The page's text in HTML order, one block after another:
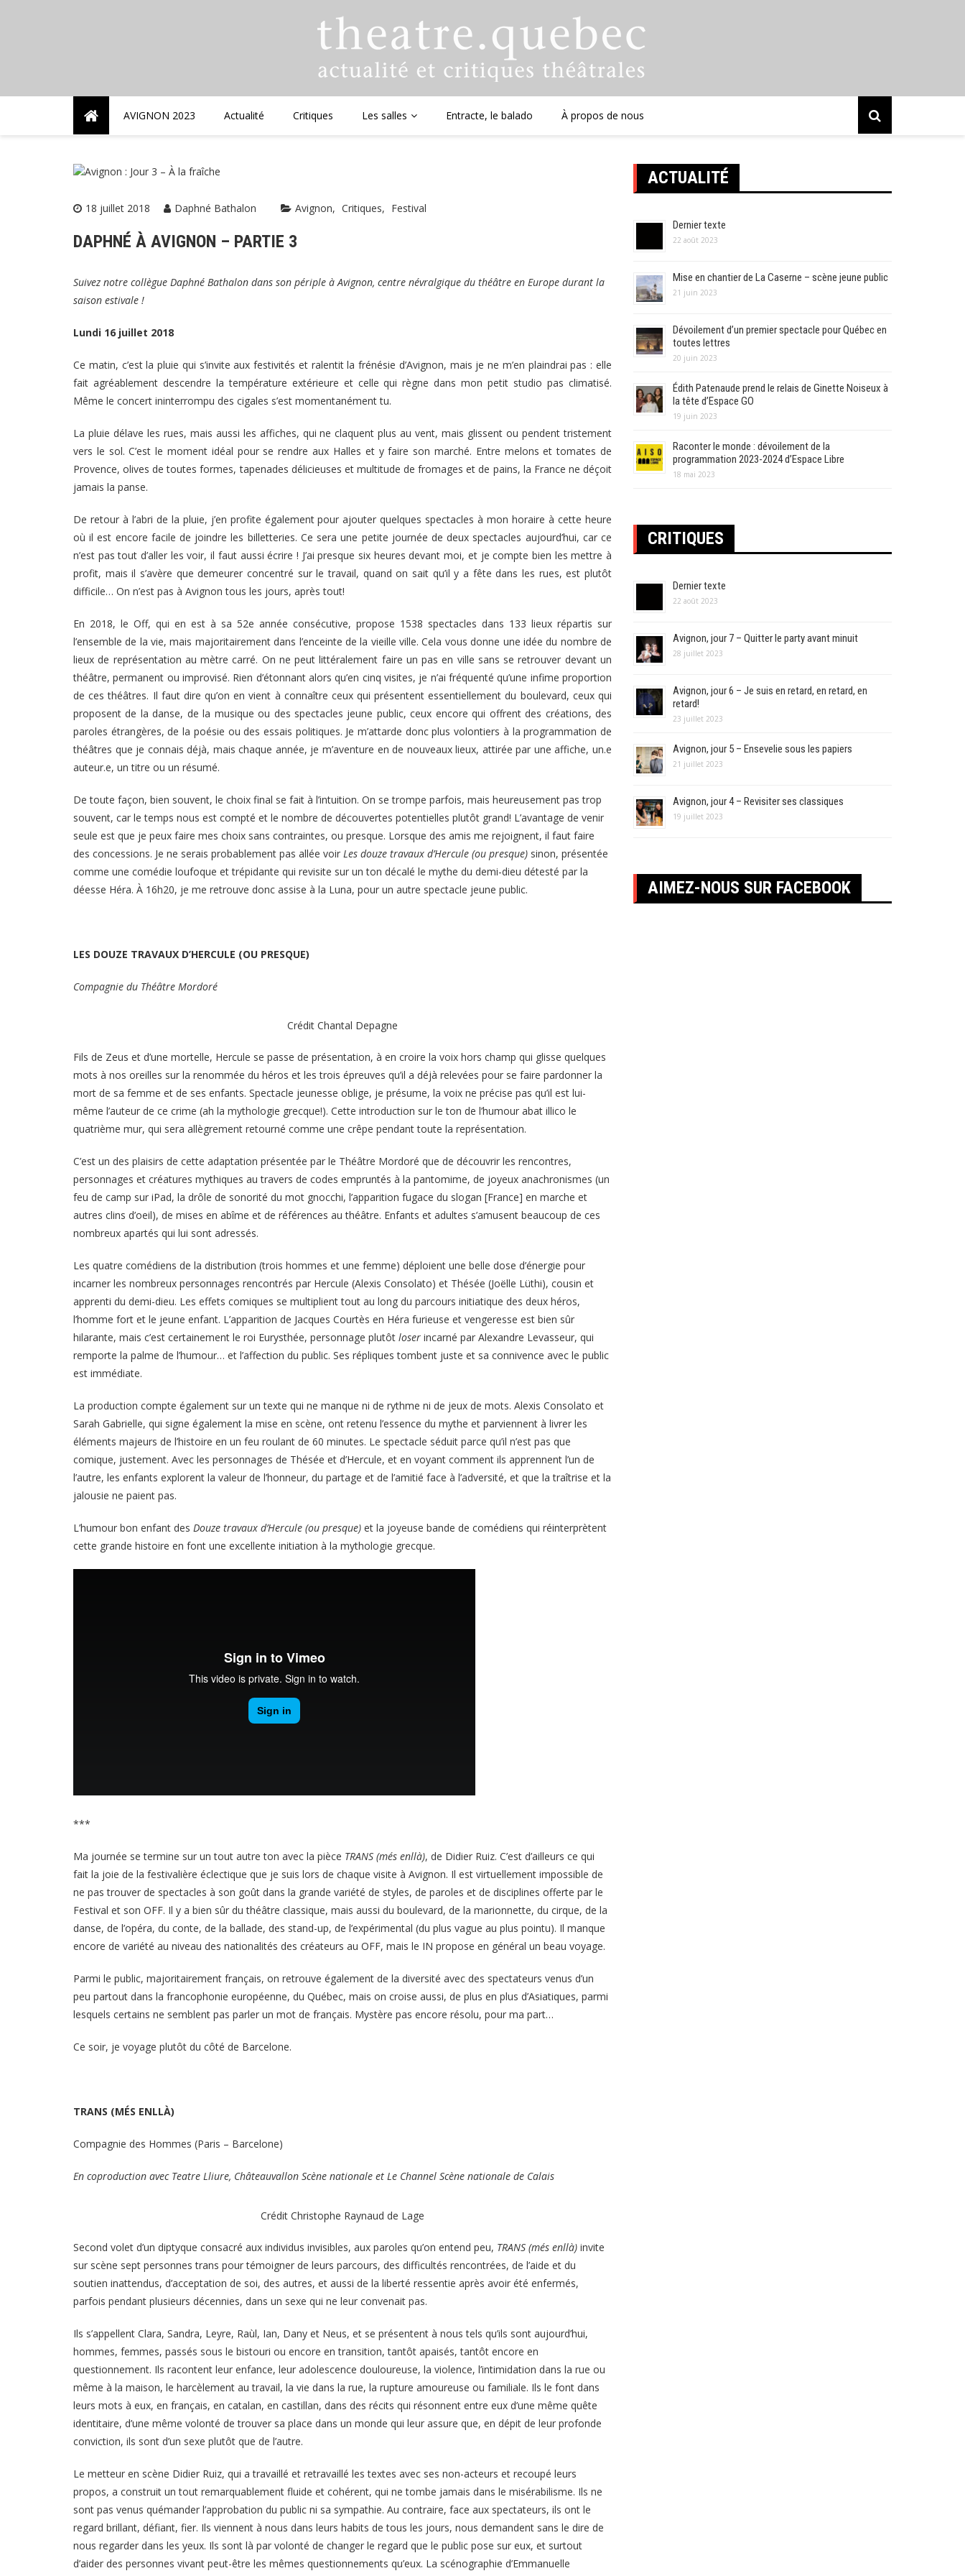
AVIGNON 2023 Actualité Critiques Les salles Entracte, le balado À propos de nous
18 juillet 2018 Daphné Bathalon Avignon Critiques Festival
DAPHNÉ À AVIGNON – PARTIE 3
Suivez notre collègue Daphné Bathalon dans son périple à Avignon, centre névralgique du théâtre en Europe durant la
saison estivale !
Lundi 16 juillet 2018
Ce matin, c’est la pluie qui s’invite aux festivités et ralentit la frénésie d’Avignon, mais je ne m’en plaindrai pas : elle
fait agréablement descendre la température extérieure et celle qui règne dans mon petit studio pas climatisé.
Même le concert ininterrompu des cigales s’est momentanément tu.
La pluie délave les rues, mais aussi les affiches, qui ne claquent plus au vent, mais glissent ou pendent tristement
vers le sol. C’est le moment idéal pour se rendre aux Halles et y faire son marché. Entre melons et tomates de
Provence, olives de toutes formes, tapenades délicieuses et multitude de fromages et de pains, la France ne déçoit
jamais la panse.
De retour à l’abri de la pluie, j’en profite également pour ajouter quelques spectacles à mon horaire à cette heure
où il est encore facile de joindre les billetteries. Ce sera une petite journée de deux spectacles aujourd’hui, car ce
n’est pas tout d’aller les voir, il faut aussi écrire ! J’ai presque six heures devant moi, et je compte bien les mettre à
profit, mais il s’avère que demeurer concentré sur le travail, quand on sait qu’il y a fête dans les rues, est plutôt
difficile… On n’est pas à Avignon tous les jours, après tout!
En 2018, le Off, qui en est à sa 52e année consécutive, propose 1538 spectacles dans 133 lieux répartis sur
l’ensemble de la vie, mais majoritairement dans l’enceinte de la vieille ville. Cela vous donne une idée du nombre de
lieux de représentation au mètre carré. On ne peut littéralement faire un pas en ville sans se retrouver devant un
théâtre, permanent ou improvisé. Rien d’étonnant alors qu’en cinq visites, je n’ai fréquenté qu’une infime proportion
de ces théâtres. Il faut dire qu’on en vient à connaître ceux qui présentent essentiellement du boulevard, ceux qui
proposent de la danse, de la musique ou des spectacles jeune public, ceux encore qui offrent des créations, des
paroles étrangères, de la poésie ou des essais politiques. Je m’attarde donc plus volontiers à la programmation de
théâtres que je connais déjà, mais chaque année, je m’aventure en de nouveaux lieux, attirée par une affiche, un.e
auteur.e, un titre ou un résumé.
De toute façon, bien souvent, le choix final se fait à l’intuition. On se trompe parfois, mais heureusement pas trop
souvent, car le temps nous est compté et le nombre de découvertes potentielles plutôt grand! L’avantage de venir
seule est que je peux faire mes choix sans contraintes, ou presque. Lorsque des amis me rejoignent, il faut faire
des concessions. Je ne serais probablement pas allée voir Les douze travaux d’Hercule (ou presque) sinon, présentée
comme une comédie loufoque et trépidante qui revisite sur un ton décalé le mythe du demi-dieu détesté par la
déesse Héra. À 16h20, je me retrouve donc assise à la Luna, pour un autre spectacle jeune public.
LES DOUZE TRAVAUX D’HERCULE (OU PRESQUE)
Compagnie du Théâtre Mordoré
Crédit Chantal Depagne
Fils de Zeus et d’une mortelle, Hercule se passe de présentation, à en croire la voix hors champ qui glisse quelques
mots à nos oreilles sur la renommée du héros et les trois épreuves qu’il a déjà relevées pour se faire pardonner la
mort de sa femme et de ses enfants. Spectacle jeunesse oblige, je présume, la voix ne précise pas qu’il est lui-
même l’auteur de ce crime (ah la mythologie grecque!). Cette introduction sur le ton de l’humour abat illico le
quatrième mur, qui sera allègrement retourné comme une crêpe pendant toute la représentation.
C’est un des plaisirs de cette adaptation présentée par le Théâtre Mordoré que de découvrir les rencontres,
personnages et créatures mythiques au travers de codes empruntés à la pantomime, de joyeux anachronismes (un
feu de camp sur iPad, la drôle de sonorité du mot gnocchi, l’apparition fugace du slogan [France] en marche et
autres clins d’oeil), de mises en abîme et de références au théâtre. Enfants et adultes s’amusent beaucoup de ces
nombreux apartés qui lui sont adressés.
Les quatre comédiens de la distribution (trois hommes et une femme) déploient une belle dose d’énergie pour
incarner les nombreux personnages rencontrés par Hercule (Alexis Consolato) et Thésée (Joëlle Lüthi), cousin et
apprenti du demi-dieu. Les effets comiques se multiplient tout au long du parcours initiatique des deux héros,
l’homme fort et le jeune enfant. L’apparition de Jacques Courtès en Héra furieuse et vengeresse est bien sûr
hilarante, mais c’est certainement le roi Eurysthée, personnage plutôt loser incarné par Alexandre Levasseur, qui
remporte la palme de l’humour… et l’affection du public. Ses répliques tombent juste et sa connivence avec le public
est immédiate.
La production compte également sur un texte qui ne manque ni de rythme ni de jeux de mots. Alexis Consolato et
Sarah Gabrielle, qui signe également la mise en scène, ont retenu l’essence du mythe et parviennent à livrer les
éléments majeurs de l’histoire en un feu roulant de 60 minutes. Le spectacle séduit parce qu’il n’est pas que
comique, justement. Avec les personnages de Thésée et d’Hercule, et en voyant comment ils apprennent l’un de
l’autre, les enfants explorent la valeur de l’honneur, du partage et de l’amitié face à l’adversité, et que la traîtrise et la
jalousie ne paient pas.
L’humour bon enfant des Douze travaux d’Hercule (ou presque) et la joyeuse bande de comédiens qui réinterprètent
cette grande histoire en font une excellente initiation à la mythologie grecque.
***
Ma journée se termine sur un tout autre ton avec la pièce TRANS (més enllà), de Didier Ruiz. C’est d’ailleurs ce qui
fait la joie de la festivalière éclectique que je suis lors de chaque visite à Avignon. Il est virtuellement impossible de
ne pas trouver de spectacles à son goût dans la grande variété de styles, de paroles et de disciplines offerte par le
Festival et son OFF. Il y a bien sûr du théâtre classique, mais aussi du boulevard, de la marionnette, du cirque, de la
danse, de l’opéra, du conte, de la ballade, des stand-up, de l’expérimental (du plus vague au plus pointu). Il manque
encore de variété au niveau des nationalités des créateurs au OFF, mais le IN propose en général un beau voyage.
Parmi le public, majoritairement français, on retrouve également de la diversité avec des spectateurs venus d’un
peu partout dans la francophonie européenne, du Québec, mais on croise aussi, de plus en plus d’Asiatiques, parmi
lesquels certains ne semblent pas parler un mot de français. Mystère pas encore résolu, pour ma part…
Ce soir, je voyage plutôt du côté de Barcelone.
TRANS (MÉS ENLLÀ)
Compagnie des Hommes (Paris – Barcelone)
En coproduction avec Teatre Lliure, Châteauvallon Scène nationale et Le Channel Scène nationale de Calais
Crédit Christophe Raynaud de Lage
Second volet d’un diptyque consacré aux individus invisibles, aux paroles qu’on entend peu, TRANS (més enllà) invite
sur scène sept personnes trans pour témoigner de leurs parcours, des difficultés rencontrées, de l’aide et du
soutien inattendus, d’acceptation de soi, des autres, et aussi de la liberté ressentie après avoir été enfermés,
parfois pendant plusieurs décennies, dans un sexe qui ne leur convenait pas.
Ils s’appellent Clara, Sandra, Leyre, Raùl, Ian, Dany et Neus, et se présentent à nous tels qu’ils sont aujourd’hui,
hommes, femmes, passés sous le bistouri ou encore en transition, tantôt apaisés, tantôt encore en
questionnement. Ils racontent leur enfance, leur adolescence douloureuse, la violence, l’intimidation dans la rue ou
même à la maison, le harcèlement au travail, la vie dans la rue, la rupture amoureuse ou familiale. Ils le font dans
leurs mots à eux, en français, en catalan, en castillan, dans des récits qui résonnent entre eux d’une même quête
identitaire, d’une même volonté de trouver sa place dans un monde qui leur assure que, en dépit de leur profonde
conviction, ils sont d’un sexe plutôt que de l’autre.
Le metteur en scène Didier Ruiz, qui a travaillé et retravaillé les textes avec ses non-acteurs et recoupé leurs
propos, a construit un tout remarquablement fluide et cohérent, qui ne tombe jamais dans le misérabilisme. Ils ne
sont pas venus quémander l’approbation du public ni sa sympathie. Au contraire, face aux spectateurs, ils ont le
regard brillant, défiant, fier. Ils viennent à nous dans leurs habits de tous les jours, nous demandent sans le dire de
nous regarder dans les yeux. Ils sont là par volonté de changer le regard que le public pose sur eux, et surtout
d’aider des personnes vivant peut-être les mêmes questionnements qu’eux. La scénographie d’Emmanuelle
ACTUALITÉ
Dernier texte
22 août 2023
Mise en chantier de La Caserne – scène jeune public
21 juin 2023
Dévoilement d’un premier spectacle pour Québec en
toutes lettres
20 juin 2023
Édith Patenaude prend le relais de Ginette Noiseux à
la tête d’Espace GO
19 juin 2023
Raconter le monde : dévoilement de la
programmation 2023-2024 d’Espace Libre
18 mai 2023
CRITIQUES
Dernier texte
22 août 2023
Avignon, jour 7 – Quitter le party avant minuit
28 juillet 2023
Avignon, jour 6 – Je suis en retard, en retard, en
retard!
23 juillet 2023
Avignon, jour 5 – Ensevelie sous les papiers
21 juillet 2023
Avignon, jour 4 – Revisiter ses classiques
19 juillet 2023
AIMEZ-NOUS SUR FACEBOOK